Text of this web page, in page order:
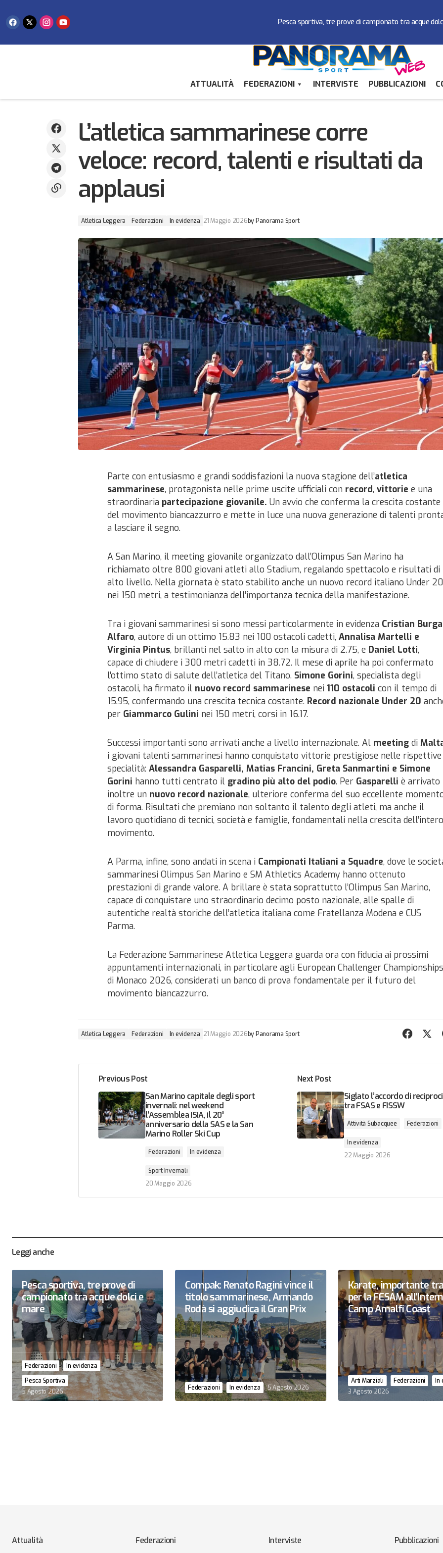
Pesca sportiva, tre prove di campionato tra acque
ATTUALITÀ FEDERAZIONI INTERVISTE PUBBLICAZIONI
Roller Ski Cup
L’atletica sammarinese corre
veloce: record, talenti e risultati da
applausi
Atletica Leggera Federazioni In evidenza 21 Maggio 2026by Panorama Sport
Parte con entusiasmo e grandi soddisfazioni la nuova stagione dell’atletica
sammarinese, protagonista nelle prime uscite ufficiali con record, vittorie e una
straordinaria partecipazione giovanile. Un avvio che conferma la crescita costante
del movimento biancazzurro e mette in luce una nuova generazione di talenti
a lasciare il segno.
A San Marino, il meeting giovanile organizzato dall’Olimpus San Marino ha
richiamato oltre 800 giovani atleti allo Stadium, regalando spettacolo e risultati di
alto livello. Nella giornata è stato stabilito anche un nuovo record italiano Under 20
nei 150 metri, a testimonianza dell’importanza tecnica della manifestazione.
Tra i giovani sammarinesi si sono messi particolarmente in evidenza Cristian
Alfaro, autore di un ottimo 15.83 nei 100 ostacoli cadetti, Annalisa Martelli e
Virginia Pintus, brillanti nel salto in alto con la misura di 2.75, e Daniel Lotti,
capace di chiudere i 300 metri cadetti in 38.72. Il mese di aprile ha poi confermato
l’ottimo stato di salute dell’atletica del Titano. Simone Gorini, specialista degli
ostacoli, ha firmato il nuovo record sammarinese nei 110 ostacoli con il tempo di
15.95, confermando una crescita tecnica costante. Record nazionale Under 20
per Giammarco Gulini nei 150 metri, corsi in 16.17.
Successi importanti sono arrivati anche a livello internazionale. Al meeting di
i giovani talenti sammarinesi hanno conquistato vittorie prestigiose nelle rispettive
specialità: Alessandra Gasparelli, Matias Francini, Greta Sanmartini e Simone
Gorini hanno tutti centrato il gradino più alto del podio. Per Gasparelli è arrivato
inoltre un nuovo record nazionale, ulteriore conferma del suo eccellente
di forma. Risultati che premiano non soltanto il talento degli atleti, ma anche il
lavoro quotidiano di tecnici, società e famiglie, fondamentali nella crescita dell’intero
movimento.
A Parma, infine, sono andati in scena i Campionati Italiani a Squadre, dove le
sammarinesi Olimpus San Marino e SM Athletics Academy hanno ottenuto
prestazioni di grande valore. A brillare è stata soprattutto l’Olimpus San Marino,
capace di conquistare uno straordinario decimo posto nazionale, alle spalle di
autentiche realtà storiche dell’atletica italiana come Fratellanza Modena e CUS
Parma.
La Federazione Sammarinese Atletica Leggera guarda ora con fiducia ai prossimi
appuntamenti internazionali, in particolare agli European Challenger Championships
di Monaco 2026, considerati un banco di prova fondamentale per il futuro del
movimento biancazzurro.
Atletica Leggera Federazioni In evidenza 21 Maggio 2026byPanorama Sport
Previous Post
San Marino capitale degli sport
invernali: nel weekend
l’Assemblea ISIA, il 20°
anniversario della SAS e la San
Marino Roller Ski Cup
Federazioni In evidenza
Sport Invernali
20 Maggio 2026
Next Post
Siglato l’accordo di
tra FSAS e FISSW
Attività Subacquee Federazioni
In evidenza
22 Maggio 2026
Leggi anche
Pesca sportiva, tre prove di
campionato tra acque dolci e
mare
Federazioni
In evidenza
Pesca Sportiva
5 Agosto 2026
Compak: Renato Ragini vince il
titolo sammarinese, Armando
Rodà si aggiudica il Gran Prix
Federazioni In evidenza 5 Agosto 2026
Karate, importante
per la FESAM
Camp Amalfi Coast
Arti Marziali Federazioni
In
3 Agosto 2026
Attualità Federazioni Interviste Pubblicazioni